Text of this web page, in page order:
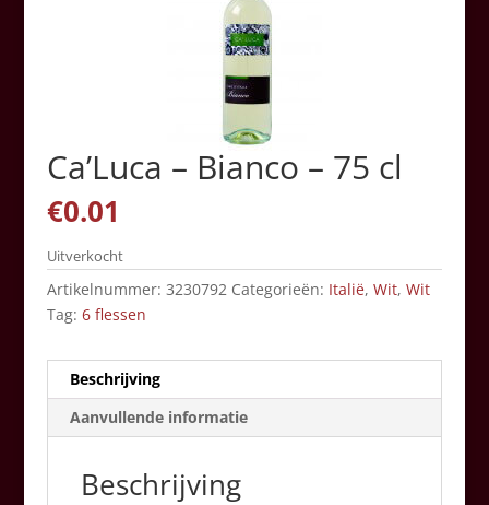
Ca’Luca – Bianco – 75 cl
€0.01
Uitverkocht
Artikelnummer: 3230792 Categorieën: Italië, Wit, Wit
Tag: 6 flessen
Beschrijving
Aanvullende informatie
Beschrijving